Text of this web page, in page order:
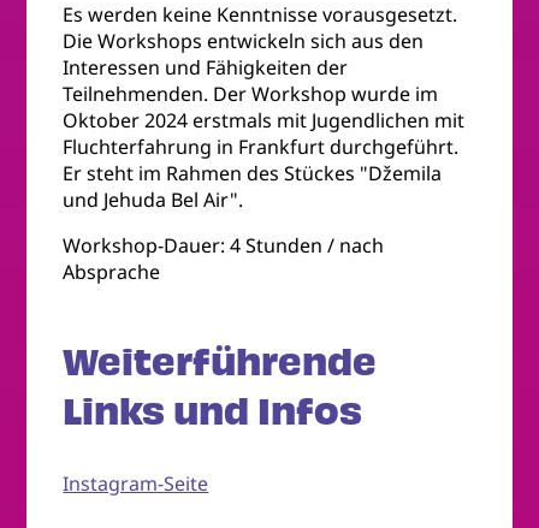
Es werden keine Kenntnisse vorausgesetzt.
Die Workshops entwickeln sich aus den
Interessen und Fähigkeiten der
Teilnehmenden. Der Workshop wurde im
Oktober 2024 erstmals mit Jugendlichen mit
Fluchterfahrung in Frankfurt durchgeführt.
Er steht im Rahmen des Stückes "Džemila
und Jehuda Bel Air".
Workshop-Dauer: 4 Stunden / nach
Absprache
Weiterführende
Links und Infos
Instagram-Seite